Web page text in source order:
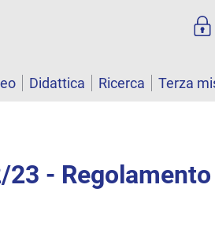
Didattica Ricerca Terza
-